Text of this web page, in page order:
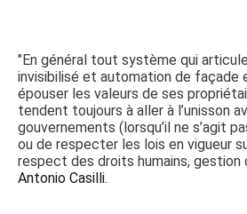
"En général tout système qui
invisibilisé et automation de façade
épouser les valeurs de ses
tendent toujours à aller à l’unisson
gouvernements (lorsqu’il ne s’agit
ou de respecter les lois en vigueur
respect des droits humains, gestion
Antonio Casilli.